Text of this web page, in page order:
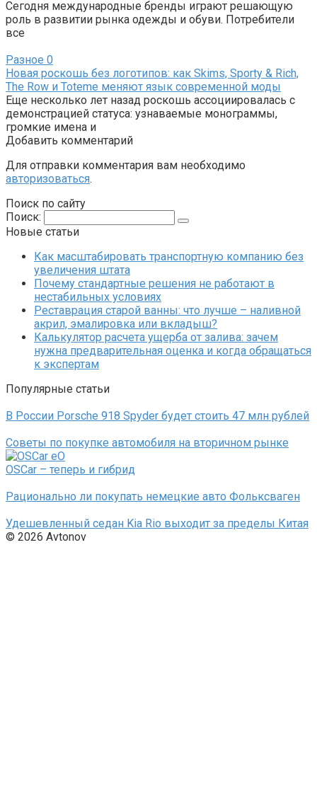
Сегодня международные бренды играют решающую
роль в развитии рынка одежды и обуви. Потребители
все
Разное 0
Новая роскошь без логотипов: как Skims, Sporty & Rich,
The Row и Toteme меняют язык современной моды
Еще несколько лет назад роскошь ассоциировалась с
демонстрацией статуса: узнаваемые монограммы,
громкие имена и
Добавить комментарий
Для отправки комментария вам необходимо
авторизоваться.
Поиск по сайту
Поиск:
Новые статьи
Как масштабировать транспортную компанию без
увеличения штата
Почему стандартные решения не работают в
нестабильных условиях
Реставрация старой ванны: что лучше – наливной
акрил, эмалировка или вкладыш?
Калькулятор расчета ущерба от залива: зачем
нужна предварительная оценка и когда обращаться
к экспертам
Популярные статьи
В России Porsche 918 Spyder будет стоить 47 млн рублей
Советы по покупке автомобиля на вторичном рынке
OSCar – теперь и гибрид
Рационально ли покупать немецкие авто Фольксваген
Удешевленный седан Kia Rio выходит за пределы Китая
© 2026 Avtonov